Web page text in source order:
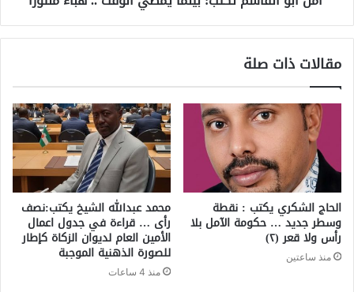
مقالات ذات صلة
الحاج الشكري يكتب : نقطة
وسطر جديد … حكومة الآمل بلا
رأس ولا قعر (٢)
منذ ساعتين
محمد عبدالله الشيخ يكتب:نصف
رأى … قراءة في جدول اعمال
الأمين العام لديوان الزكاة كإطار
للصورة الذهنية الموجبة
منذ 4 ساعات